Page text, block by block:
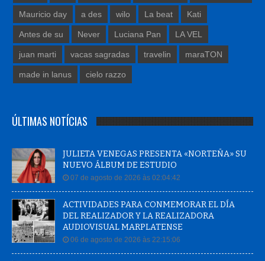
Mauricio day a des wilo La beat Kati
Antes de su Never Luciana Pan LA VEL
juan marti vacas sagradas travelin maraTON
made in lanus cielo razzo
ÚLTIMAS NOTÍCIAS
JULIETA VENEGAS PRESENTA «NORTEÑA» SU
NUEVO ÁLBUM DE ESTUDIO
07 de agosto de 2026 às 02:04:42
ACTIVIDADES PARA CONMEMORAR EL DÍA
DEL REALIZADOR Y LA REALIZADORA
AUDIOVISUAL MARPLATENSE
06 de agosto de 2026 às 22:15:06